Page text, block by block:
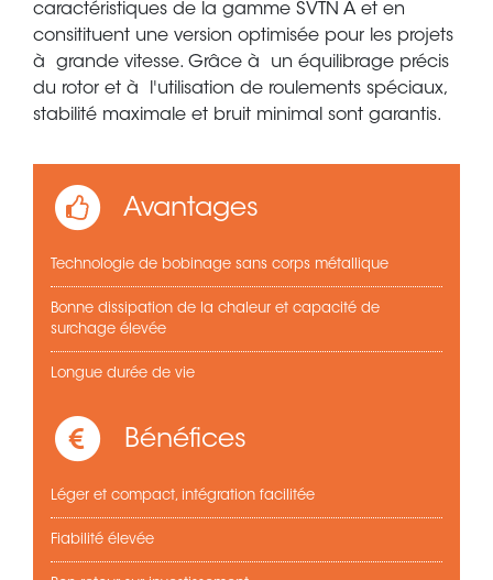
caractéristiques de la gamme SVTN A et en
consitituent une version optimisée pour les projets
à grande vitesse. Grâce à un équilibrage précis
du rotor et à l'utilisation de roulements spéciaux,
stabilité maximale et bruit minimal sont garantis.
Avantages
Technologie de bobinage sans corps métallique
Bonne dissipation de la chaleur et capacité de
surchage élevée
Longue durée de vie
Bénéfices
Léger et compact, intégration facilitée
Fiabilité élevée